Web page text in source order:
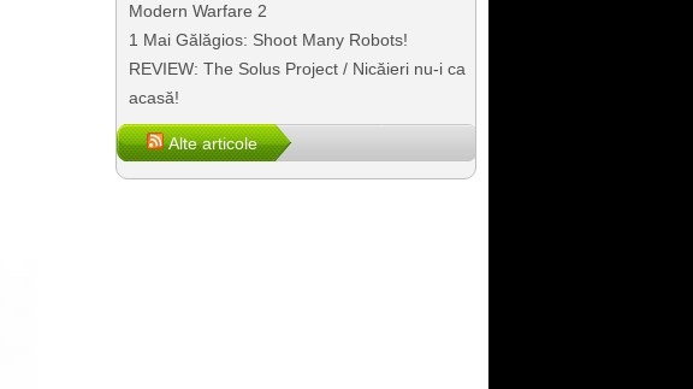
Modern Warfare 2
1 Mai Gălăgios: Shoot Many Robots!
REVIEW: The Solus Project / Nicăieri nu-i ca
acasă!
Alte articole